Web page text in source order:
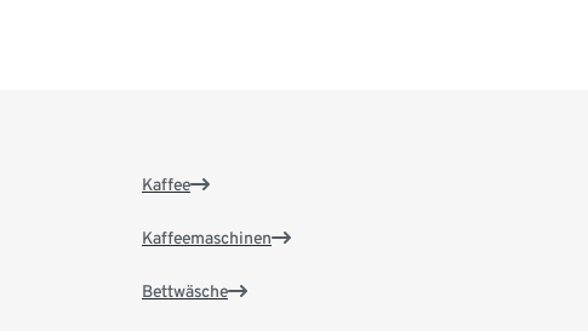
Kaffee
Kaffeemaschinen
Bettwäsche